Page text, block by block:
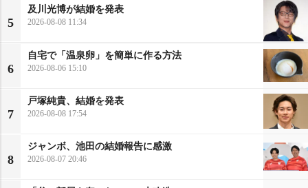
5
及川光博が結婚を発表
2026-08-08 11:34
6
自宅で「温泉卵」を簡単に作る方法
2026-08-06 15:10
7
戸塚純貴、結婚を発表
2026-08-08 17:54
8
ジャンボ、池田の結婚報告に感激
2026-08-07 20:46